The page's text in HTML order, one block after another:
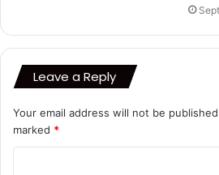
Leave a Reply
Your email address will not be
marked *